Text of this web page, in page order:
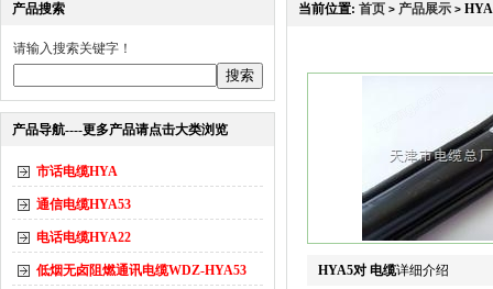
产品搜索
请输入搜索关键字！
产品导航----更多产品请点击大类浏览
市话电缆HYA
通信电缆HYA53
电话电缆HYA22
低烟无卤阻燃通讯电缆WDZ-HYA53
当前位置: 首页 > 产品展示 >
HYA5对 电缆详细介绍